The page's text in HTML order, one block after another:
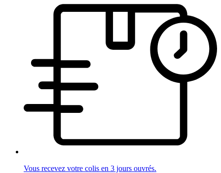
Vous recevez votre colis en 3 jours ouvrés.